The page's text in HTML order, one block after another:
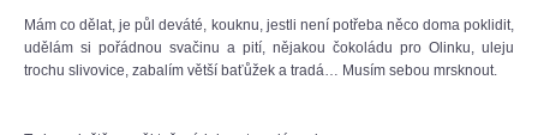
Mám co dělat, je půl deváté, kouknu, jestli není potřeba něco doma poklidit,
udělám si pořádnou svačinu a pití, nějakou čokoládu pro Olinku, uleju
trochu slivovice, zabalím větší baťůžek a tradá… Musím sebou mrsknout.